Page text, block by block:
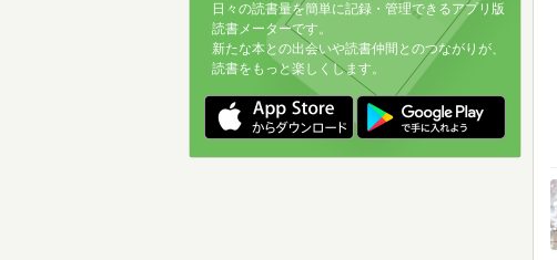
日々の読書量を簡単に記録・管理できるアプリ版
読書メーターです。
新たな本との出会いや読書仲間とのつながりが、
読書をもっと楽しくします。